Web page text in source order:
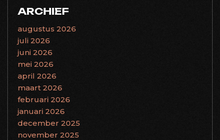
ARCHIEF
augustus 2026
juli 2026
juni 2026
mei 2026
april 2026
maart 2026
februari 2026
januari 2026
december 2025
november 2025